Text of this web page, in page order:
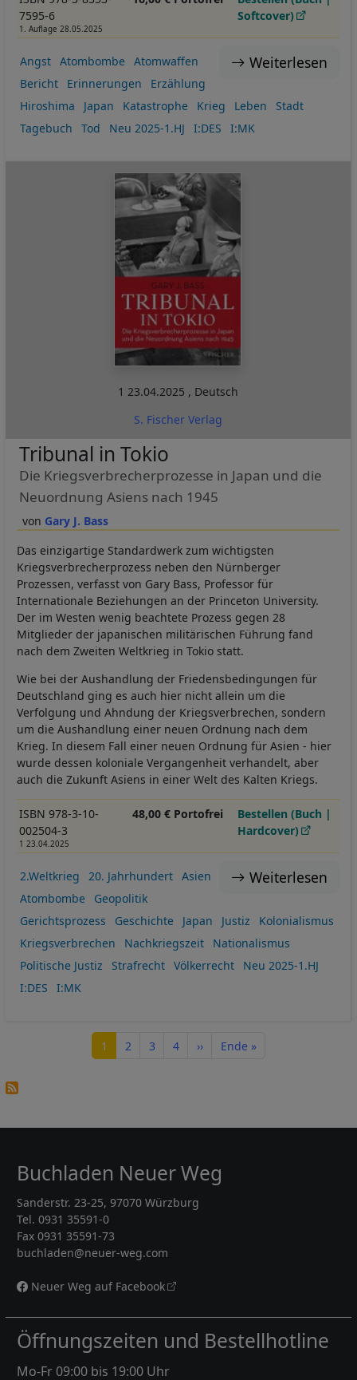
7595-6
1. Auflage 28.05.2025
Softcover)
Weiterlesen
Angst Atombombe
Atomwaffen
Bericht
Erinnerungen
Erzählung
Hiroshima
Japan Katastrophe Krieg Leben
Stadt
Tagebuch
Tod Neu 2025-1.HJ I:DES I:MK
1 23.04.2025 , Deutsch
S. Fischer Verlag
Gary J. Bass
Tribunal in Tokio
Die Kriegsverbrecherprozesse in Japan und die
Neuordnung Asiens nach 1945
Das einzigartige Standardwerk zum wichtigsten
Kriegsverbrecherprozess neben den Nürnberger
Prozessen, verfasst von Gary Bass, Professor für
Internationale Beziehungen an der Princeton University.
Der im Westen wenig beachtete Prozess gegen 28
Mitglieder der japanischen militärischen Führung fand
nach dem Zweiten Weltkrieg in Tokio statt.
Wie bei der Aushandlung der Friedensbedingungen für
Deutschland ging es auch hier nicht allein um die
Verfolgung und Ahndung der Kriegsverbrechen, sondern
um die Aushandlung einer neuen Ordnung nach dem
Krieg. In diesem Fall einer neuen Ordnung für Asien - hier
wurde dessen koloniale Vergangenheit verhandelt, aber
auch die Zukunft Asiens in einer Welt des Kalten Kriegs.
ISBN 978-3-10-
002504-3
1 23.04.2025
48,00 € Portofrei
Bestellen (Buch |
Hardcover)
Weiterlesen
2.Weltkrieg 20. Jahrhundert
Asien
Atombombe
Geopolitik
Gerichtsprozess
Geschichte Japan Justiz
Kolonialismus
Kriegsverbrechen
Nachkriegszeit
Nationalismus
Politische Justiz
Strafrecht Völkerrecht
Neu 2025-1.HJ
I:DES
I:MK
Seite
1 Seite
2 Seite
3 Seite
4 Nächste Seite
›› Letzte Seite
Ende »
Buchladen Neuer Weg
Sanderstr. 23-25, 97070 Würzburg
Tel. 0931 35591-0
Fax 0931 35591-73
buchladen@neuer-weg.com
Neuer Weg auf Facebook
Öffnungszeiten und Bestellhotline
Mo-Fr 09:00 bis 19:00 Uhr